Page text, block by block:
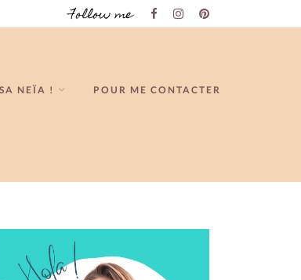
Follow me
NEÏA ! POUR ME CONTACTER